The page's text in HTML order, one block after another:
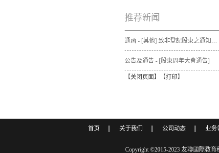
推荐新闻
通函 - [其他] 致非登記股東之通知信函及申請表格 - 通函連同股東週年大會通告及代表委任表格之發佈通知
公告及通告 - [股東周年大會通告]
【关闭页面】【打印】
首页 关于我们 公司动态 业务
Copyright ©2015-2023 友聯國際教